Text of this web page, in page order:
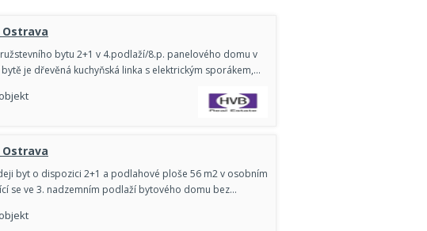
Ostrava
bytu 2+1 v 4.podlaží/8.p. panelového domu v
je dřevěná kuchyňská linka s elektrickým sporákem,…
Ostrava
byt o dispozici 2+1 a podlahové ploše 56 m2 v osobním
se ve 3. nadzemním podlaží bytového domu bez…